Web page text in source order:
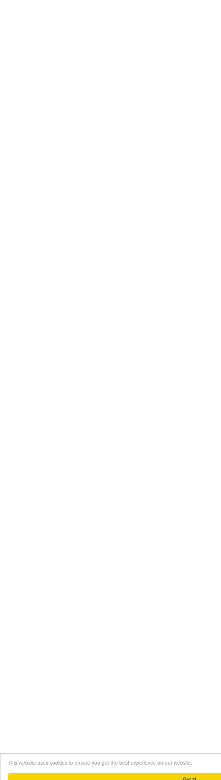
This website uses cookies to ensure you get the best experience on our website.